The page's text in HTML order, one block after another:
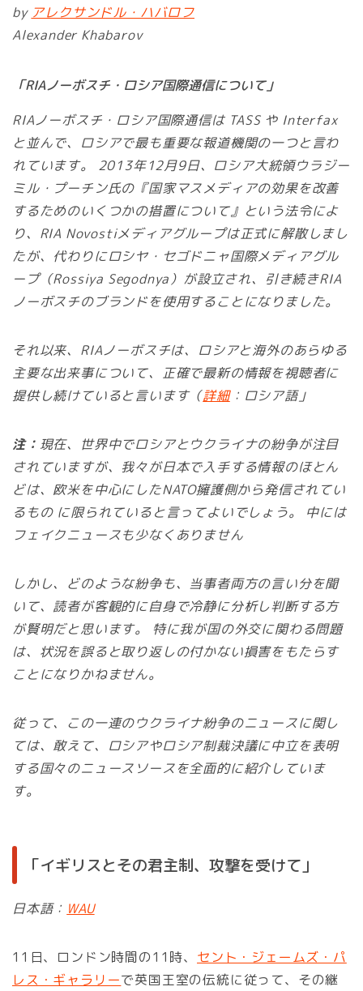
by アレクサンドル・ハバロフ
Alexander Khabarov
「RIAノーボスチ・ロシア国際通信について」
RIAノーボスチ・ロシア国際通信は TASS や Interfax
と並んで、ロシアで最も重要な報道機関の一つと言わ
れています。 2013年12月9日、ロシア大統領ウラジー
ミル・プーチン氏の『国家マスメディアの効果を改善
するためのいくつかの措置について』という法令によ
り、RIA Novostiメディアグループは正式に解散しまし
たが、代わりにロシヤ・セゴドニャ国際メディアグル
ープ（Rossiya Segodnya）が設立され、引き続きRIA
ノーボスチのブランドを使用することになりました。
それ以来、RIAノーボスチは、ロシアと海外のあらゆる
主要な出来事について、正確で最新の情報を視聴者に
提供し続けていると言います（詳細：ロシア語」
注： 現在、世界中でロシアとウクライナの紛争が注目
されていますが、我々が日本で入手する情報のほとん
どは、欧米を中心にしたNATO擁護側から発信されてい
るもの に限られていると言ってよいでしょう。 中には
フェイクニュースも少なくありません
しかし、どのような紛争も、当事者両方の言い分を聞
いて、読者が客観的に自身で冷静に分析し判断する方
が賢明だと思います。 特に我が国の外交に関わる問題
は、状況を誤ると取り返しの付かない損害をもたらす
ことになりかねません。
従って、この一連のウクライナ紛争のニュースに関し
ては、敢えて、ロシアやロシア制裁決議に中立を表明
する国々のニュースソースを全面的に紹介していま
す。
「イギリスとその君主制、攻撃を受けて」
日本語： WAU
11日、ロンドン時間の11時、 セント・ジェームズ・パ
レス・ギャラリーで英国王室の伝統に従って、その継